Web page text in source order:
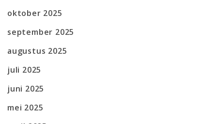
oktober 2025
september 2025
augustus 2025
juli 2025
juni 2025
mei 2025